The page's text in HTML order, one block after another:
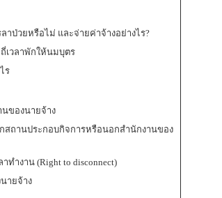
าป่วยหรือไม่ และจ่ายค่าจ้างอย่างไร?
เวลาพักให้นมบุตร
ร
ของนายจ้าง
ถานประกอบกิจการหรือนอกสำนักงานของ
ำงาน (Right to disconnect)
ายจ้าง